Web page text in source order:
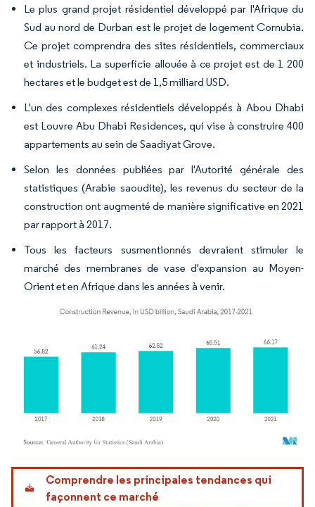
Le plus grand projet résidentiel développé par l'Afrique du
Sud au nord de Durban est le projet de logement Cornubia.
Ce projet comprendra des sites résidentiels, commerciaux
et industriels. La superficie allouée à ce projet est de 1 200
hectares et le budget est de 1,5 milliard USD.
L'un des complexes résidentiels développés à Abou Dhabi
est Louvre Abu Dhabi Residences, qui vise à construire 400
appartements au sein de Saadiyat Grove.
Selon les données publiées par l'Autorité générale des
statistiques (Arabie saoudite), les revenus du secteur de la
construction ont augmenté de manière significative en 2021
par rapport à 2017.
Tous les facteurs susmentionnés devraient stimuler le
marché des membranes de vase d'expansion au Moyen-
Orient et en Afrique dans les années à venir.
Image © Mordor Intelligence. La réutilisation nécessite une attribution sous CC BY
Comprendre les principales tendances qui
façonnent ce marché